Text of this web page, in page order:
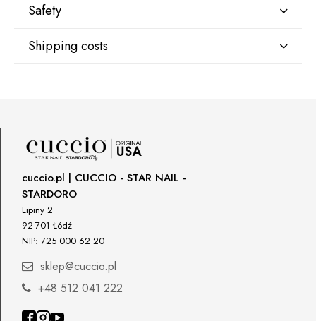
Safety
Manufacturer
800 762 6245
Responsible person in the EU
Petar Bangeev
Chakalitsa 2A
2700 Blagoevgrad, Bułgaria
qeri_bangeeva@yahoo.com
Importer
P.H. NEXT Maciej Wojnarowski
Shipping costs
cuccio.pl | CUCCIO - STAR NAIL -
STARDORO
Lipiny 2
92-701 Łódź
NIP: 725 000 62 20
sklep@cuccio.pl
+48 512 041 222